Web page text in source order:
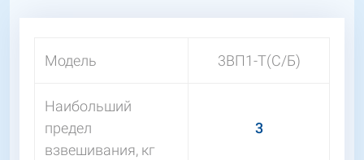
Модель 3ВП1-Т(С/Б)
Наибольший
предел
взвешивания, кг
3